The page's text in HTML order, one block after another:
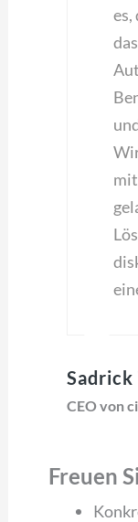
es,
Sadrick
CEO von
Freuen